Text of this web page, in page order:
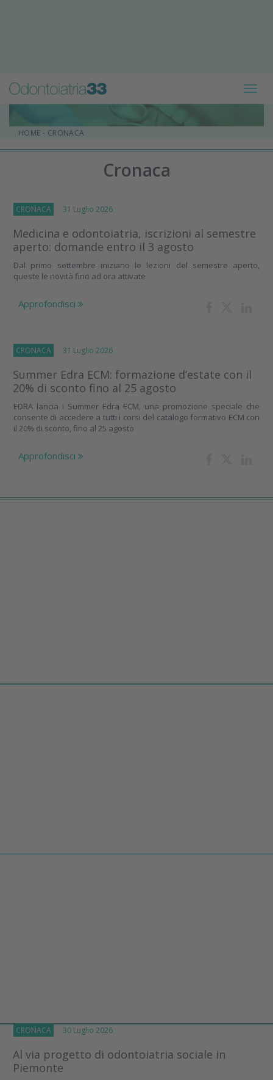
HOME - CRONACA
Cronaca
CRONACA 31 Luglio 2026
Medicina e odontoiatria, iscrizioni al semestre
aperto: domande entro il 3 agosto
Dal primo settembre iniziano le lezioni del semestre aperto,
queste le novità fino ad ora attivate
Approfondisci
CRONACA 31 Luglio 2026
Summer Edra ECM: formazione d’estate con il
20% di sconto fino al 25 agosto
EDRA lancia i Summer Edra ECM, una promozione speciale che
consente di accedere a tutti i corsi del catalogo formativo ECM con
il 20% di sconto, fino al 25 agosto
Approfondisci
CRONACA 30 Luglio 2026
Al via progetto di odontoiatria sociale in
Piemonte